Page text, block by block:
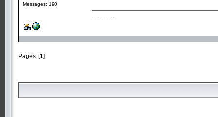
Messages: 190
---------------
Pages: [1]